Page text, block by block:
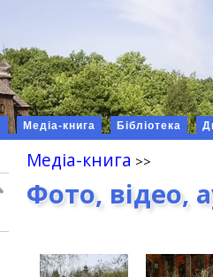
Медіа-книга Бібліотека
Медіа-книга
Фото, відео,